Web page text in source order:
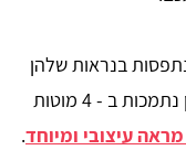
בנראות שלהן
כ"מעופפות" והן בעצם תלויות ואינן נתמכות ב - 4 מוטות
עיצובי ומיוחד.